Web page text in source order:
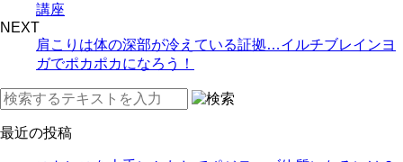
講座
NEXT
肩こりは体の深部が冷えている証拠…イルチブレインヨ
ガでポカポカになろう！
最近の投稿